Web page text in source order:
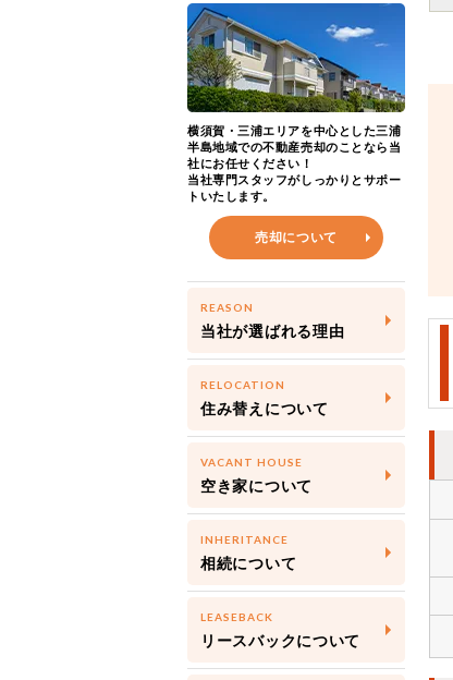
横須賀・三浦エリアを中心とした三浦
半島地域での不動産売却のことなら当
社にお任せください！
当社専門スタッフがしっかりとサポー
トいたします。
売却について
REASON
当社が選ばれる理由
RELOCATION
住み替えについて
VACANT HOUSE
空き家について
INHERITANCE
相続について
LEASEBACK
リースバックについて